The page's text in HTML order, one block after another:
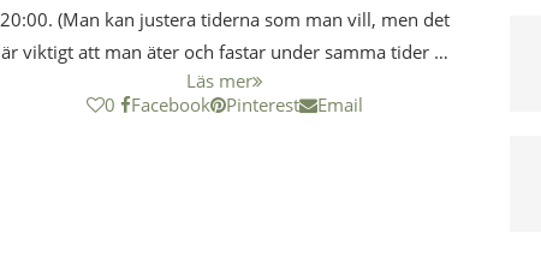
20:00. (Man kan justera tiderna som man vill, men det
är viktigt att man äter och fastar under samma tider …
Läs mer
0
Facebook Pinterest Email